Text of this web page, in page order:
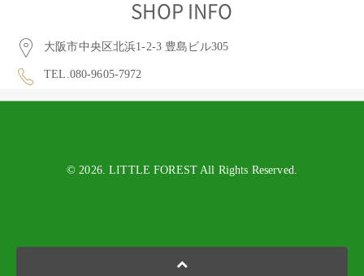
SHOP INFO
大阪市中央区北浜1-2-3 豊島ビル305
TEL.080-9605-7972
© 2026. LITTLE FOREST All Rights Reserved.